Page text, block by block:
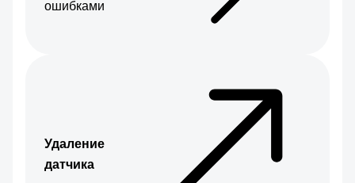
ошибками
Удаление
датчика